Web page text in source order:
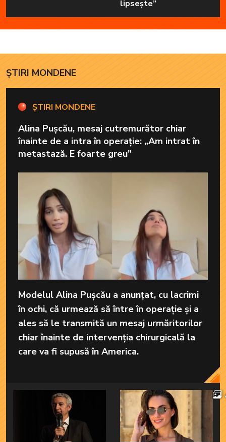
lipsește”
ȘTIRI MONDENE
ȘTIRI MONDENE
Alina Pușcău, mesaj cutremurător chiar
înainte de a intra în operație: „Am intrat în
metastază. E foarte greu”
Modelul Alina Pușcău a anunțat, cu lacrimi
în ochi, că urmează să între în operație și a
ales să le transmită un mesaj urmăritorilor
chiar înainte de intervenția chirurgicală la
care va fi supusă în America.